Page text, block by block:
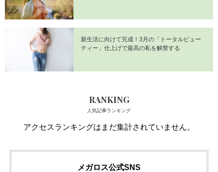
新生活に向けて完成！3月の「トータルビュー
ティー」仕上げで最高の私を解禁する
RANKING
人気記事ランキング
アクセスランキングはまだ集計されていません。
メガロス公式SNS